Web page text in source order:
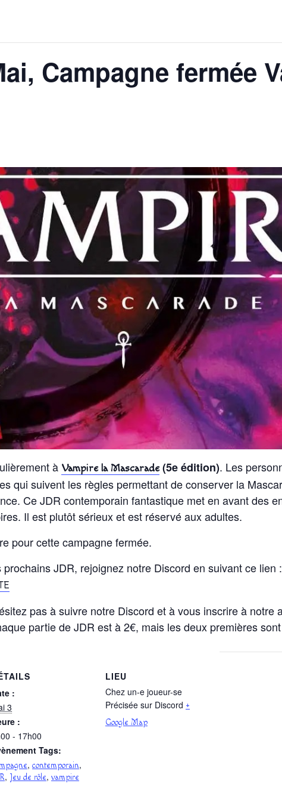
Campagne fermée
à Vampire la Mascarade(5e édition). Les
qui suivent les règles permettant de conserver la
Ce JDR contemporain fantastique met en avant des
Il est plutôt sérieux et est réservé aux adultes.
pour cette campagne fermée.
JDR, rejoignez notre Discord en suivant ce lien :
pas à suivre notre Discord et à vous inscrire à notre
partie de JDR est à 2€, mais les deux premières
:
3
:
- 17h00
Tags:
, contemporain,
, Jeu de rôle, vampire
LIEU
Chez un-e joueur-se
Précisée sur Discord +
Google Map